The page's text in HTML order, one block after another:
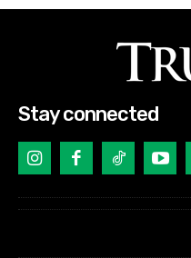
Stay connected